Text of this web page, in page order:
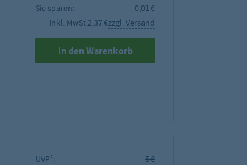
Sie sparen:
0,01 €
inkl. MwSt.2,37 €zzgl. Versand
In den Warenkorb
UVP²:
5 €